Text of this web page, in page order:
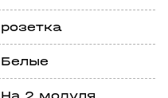
розетка
Белые